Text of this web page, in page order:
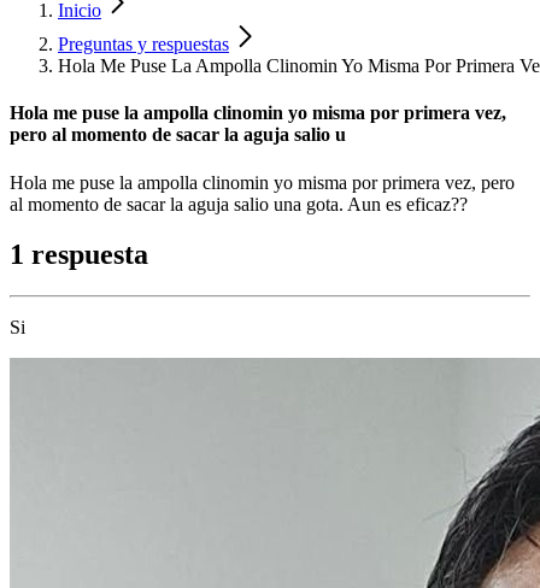
Inicio
Preguntas y respuestas
Hola Me Puse La Ampolla Clinomin Yo Misma Por Primera
Hola me puse la ampolla clinomin yo misma por primera vez,
pero al momento de sacar la aguja salio u
Hola me puse la ampolla clinomin yo misma por primera vez, pero
al momento de sacar la aguja salio una gota. Aun es eficaz??
1 respuesta
Si